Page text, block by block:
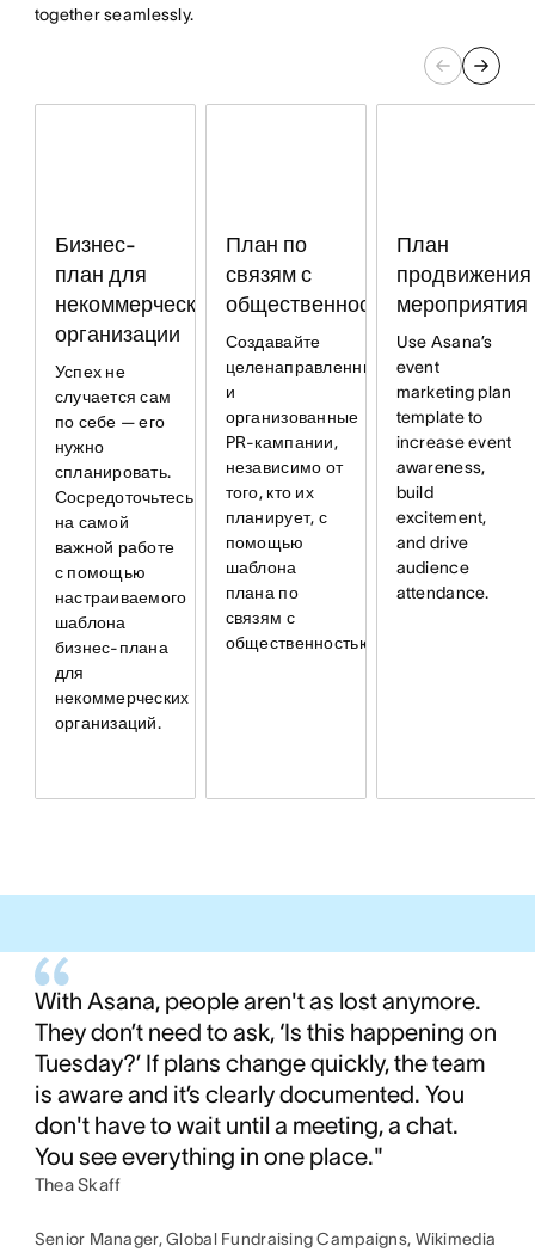
together seamlessly.
Бизнес-
план для
некоммерческой
организации
Успех не
случается сам
по себе — его
нужно
спланировать.
Сосредоточьтесь
на самой
важной работе
с помощью
настраиваемого
шаблона
бизнес-плана
для
некоммерческих
организаций.
План по
связям с
общественностью
Создавайте
целенаправленные
и
организованные
PR-кампании,
независимо от
того, кто их
планирует, с
помощью
шаблона
плана по
связям с
общественностью.
План
продвижения
мероприятия
Use Asana’s
event
marketing plan
template to
increase event
awareness,
build
excitement,
and drive
audience
attendance.
With Asana, people aren't as lost anymore.
They don’t need to ask, ‘Is this happening on
Tuesday?’ If plans change quickly, the team
is aware and it’s clearly documented. You
don't have to wait until a meeting, a chat.
You see everything in one place."
Thea Skaff
Senior Manager, Global Fundraising Campaigns, Wikimedia